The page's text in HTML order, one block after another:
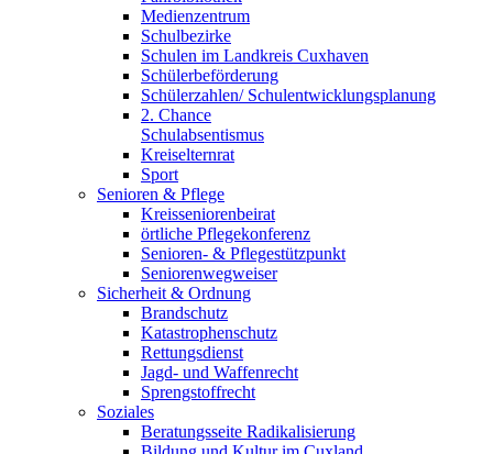
Medienzentrum
Schulbezirke
Schulen im Landkreis Cuxhaven
Schülerbeförderung
Schülerzahlen/ Schulentwicklungsplanung
2. Chance
Schulabsentismus
Kreiselternrat
Sport
Senioren & Pflege
Kreisseniorenbeirat
örtliche Pflegekonferenz
Senioren- & Pflegestützpunkt
Seniorenwegweiser
Sicherheit & Ordnung
Brandschutz
Katastrophenschutz
Rettungsdienst
Jagd- und Waffenrecht
Sprengstoffrecht
Soziales
Beratungsseite Radikalisierung